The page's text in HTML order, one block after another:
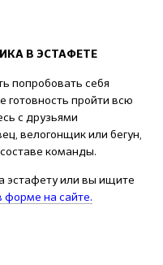
В ЭСТАФЕТЕ
попробовать себя
готовность пройти всю
с друзьями
велогонщик или бегун,
команды.
эстафету или вы ищите
форме на сайте.